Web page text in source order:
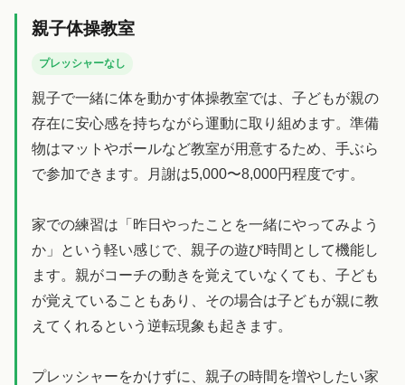
親子体操教室
プレッシャーなし
親子で一緒に体を動かす体操教室では、子どもが親の
存在に安心感を持ちながら運動に取り組めます。準備
物はマットやボールなど教室が用意するため、手ぶら
で参加できます。月謝は5,000〜8,000円程度です。
家での練習は「昨日やったことを一緒にやってみよう
か」という軽い感じで、親子の遊び時間として機能し
ます。親がコーチの動きを覚えていなくても、子ども
が覚えていることもあり、その場合は子どもが親に教
えてくれるという逆転現象も起きます。
プレッシャーをかけずに、親子の時間を増やしたい家